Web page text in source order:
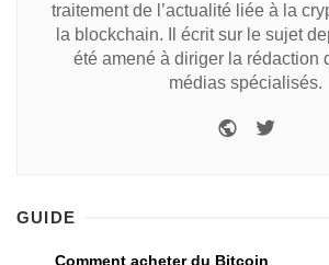
traitement de l’actualité liée à la
la blockchain. Il écrit sur le sujet
été amené à diriger la rédaction
médias spécialisés.
GUIDE
Comment acheter du Bitcoin